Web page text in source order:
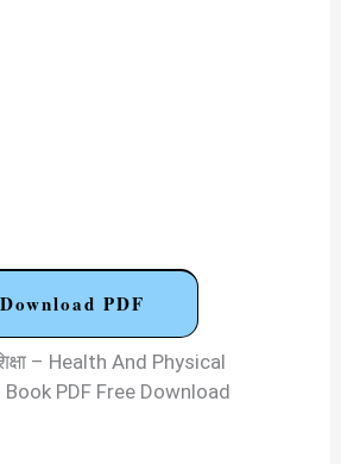
Download PDF
– Health And Physical
PDF Free Download